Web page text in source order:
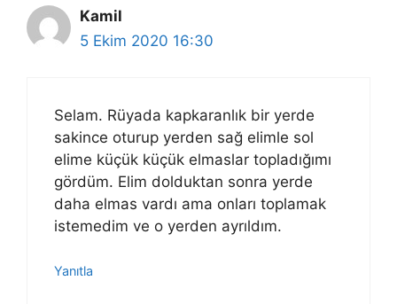
Kamil
5 Ekim 2020 16:30
Selam. Rüyada kapkaranlık bir yerde
sakince oturup yerden sağ elimle sol
elime küçük küçük elmaslar topladığımı
gördüm. Elim dolduktan sonra yerde
daha elmas vardı ama onları toplamak
istemedim ve o yerden ayrıldım.
Yanıtla